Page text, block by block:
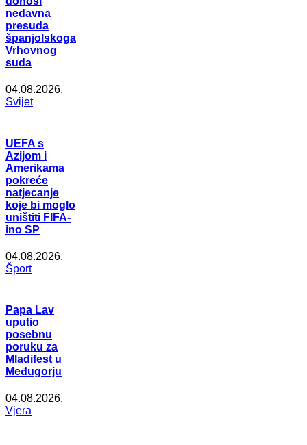
nedavna
presuda
španjolskoga
Vrhovnog
suda
04.08.2026.
Svijet
UEFA s
Azijom i
Amerikama
pokreće
natjecanje
koje bi moglo
uništiti FIFA-
ino SP
04.08.2026.
Šport
Papa Lav
uputio
posebnu
poruku za
Mladifest u
Međugorju
04.08.2026.
Vjera